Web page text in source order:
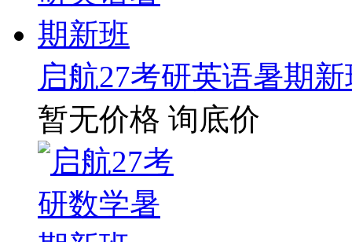
启航27考研英语暑期
暂无价格 询底价